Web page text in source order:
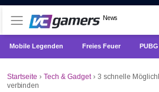
News
Holen Sie sich die
VCGamers
Mobile Legenden Freies Feuer PUBG
Startseite › Tech & Gadget› 3 schnelle
verbinden